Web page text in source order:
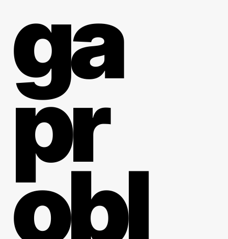
ga
pr
obl